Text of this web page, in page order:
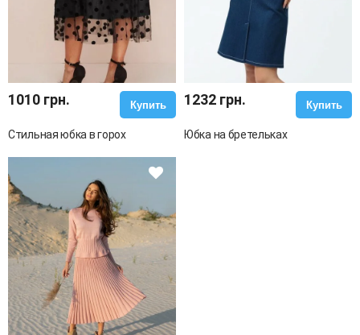
1010 грн. Купить
Стильная юбка в горох
1232 грн. Купить
Юбка на бретельках